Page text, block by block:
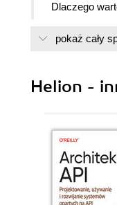
Dlaczego
Rozdział 2.
Nagłówek (43)
Zawartość
Co dalej? (51)
Rozdział 3.
Czytniki SAX
Procedury
pokaż cały
Helion -